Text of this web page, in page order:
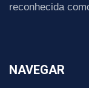
reconhecida
NAVEGAR